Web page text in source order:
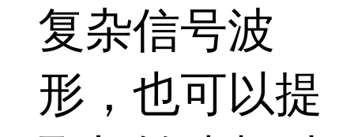
复杂信号波
形，也可以提